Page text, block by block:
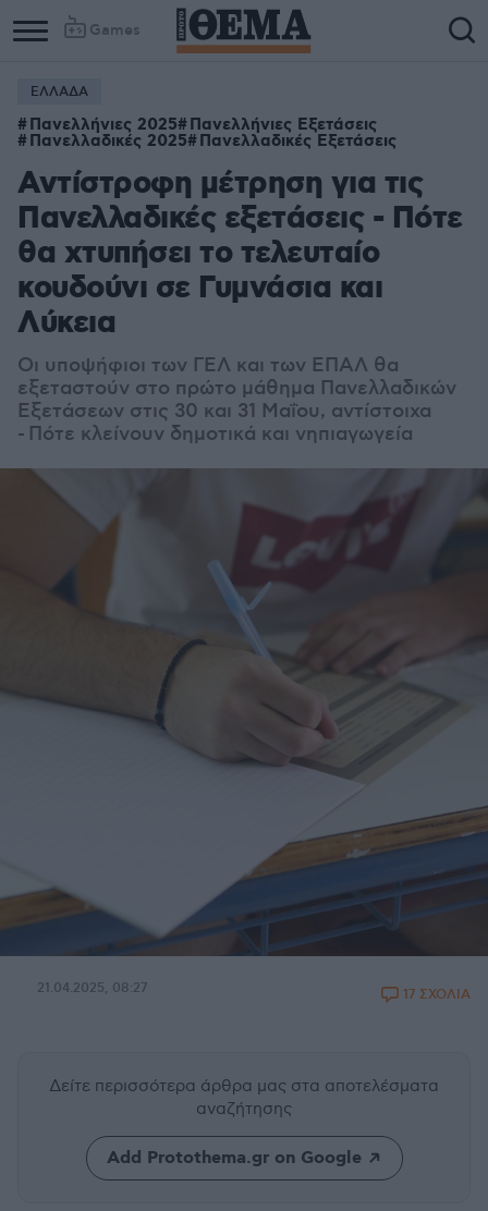
Games
ΕΛΛΑΔΑ
Πανελλήνιες 2025 Πανελλήνιες Εξετάσεις
Πανελλαδικές 2025 Πανελλαδικές Εξετάσεις
Αντίστροφη μέτρηση για τις
Πανελλαδικές εξετάσεις - Πότε
θα χτυπήσει το τελευταίο
κουδούνι σε Γυμνάσια και
Λύκεια
Οι υποψήφιοι των ΓΕΛ και των ΕΠΑΛ θα
εξεταστούν στο πρώτο μάθημα Πανελλαδικών
Εξετάσεων στις 30 και 31 Μαΐου, αντίστοιχα
- Πότε κλείνουν δημοτικά και νηπιαγωγεία
21.04.2025, 08:27 17 ΣΧΟΛΙΑ
Δείτε περισσότερα άρθρα μας στα αποτελέσματα
αναζήτησης
Add Protothema.gr on Google